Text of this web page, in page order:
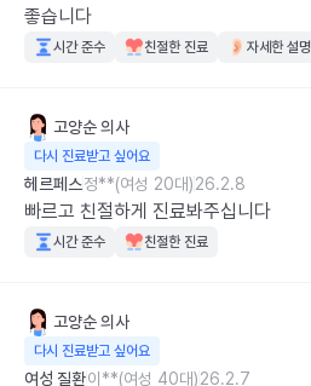
좋습니다
시간 준수 친절한 진료 자세한 설명
고양순의사
다시 진료받고 싶어요
헤르페스정**(여성 20대)26.2.8
빠르고 친절하게 진료봐주십니다
시간 준수 친절한 진료
고양순의사
다시 진료받고 싶어요
여성 질환이**(여성 40대)26.2.7